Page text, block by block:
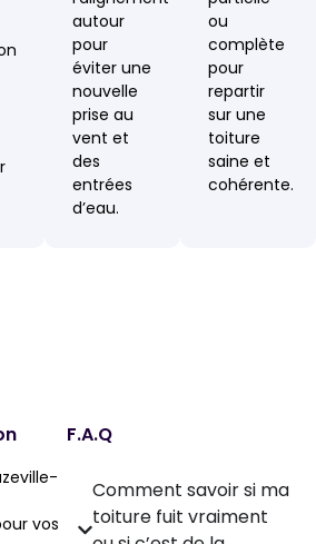
autour
pour
éviter une
nouvelle
prise au
vent et
des
entrées
d’eau.
ou
complète
pour
repartir
sur une
toiture
saine et
cohérente.
vos
F.A.Q
Comment savoir si ma
toiture fuit vraiment